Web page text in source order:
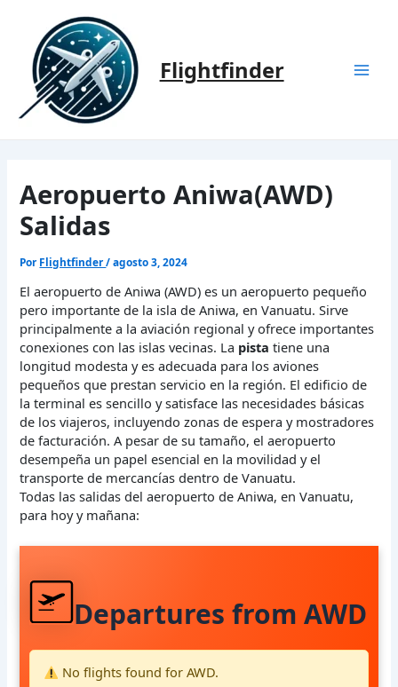
contenido
Flightfinder
Aeropuerto Aniwa(AWD)
Salidas
Por Flightfinder/agosto 3, 2024
El aeropuerto de Aniwa (AWD) es un aeropuerto pequeño
pero importante de la isla de Aniwa, en Vanuatu. Sirve
principalmente a la aviación regional y ofrece importantes
conexiones con las islas vecinas. La pista tiene una
longitud modesta y es adecuada para los aviones
pequeños que prestan servicio en la región. El edificio de
la terminal es sencillo y satisface las necesidades básicas
de los viajeros, incluyendo zonas de espera y mostradores
de facturación. A pesar de su tamaño, el aeropuerto
desempeña un papel esencial en la movilidad y el
transporte de mercancías dentro de Vanuatu.
Todas las salidas del aeropuerto de Aniwa, en Vanuatu,
para hoy y mañana:
Departures from AWD
No flights found for AWD.